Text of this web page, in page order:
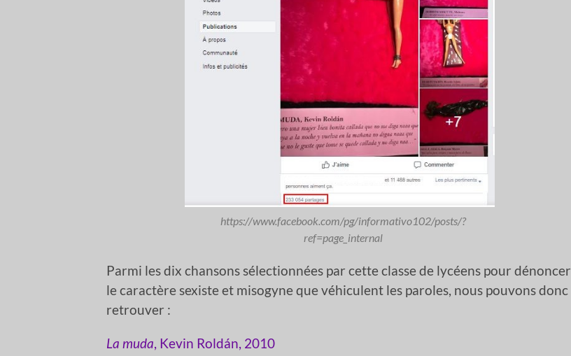
https://www.facebook.com/pg/informativo102/posts/?
ref=page_internal
Parmi les dix chansons sélectionnées par cette classe de lycéens pour dénoncer
le caractère sexiste et misogyne que véhiculent les paroles, nous pouvons donc
retrouver :
La muda, Kevin Roldán, 2010